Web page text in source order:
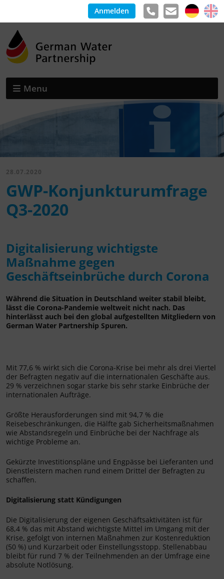
Anmelden
Menu
28.07.2020
GWP-Konjunkturumfrage
Q3-2020
Digitalisierung wichtigste
Maßnahme gegen
Geschäftseinbrüche durch Corona
Während die Situation in Deutschland weiter stabil bleibt,
lässt die Corona-Pandemie weltweit nicht nach. Das
hinterlässt auch bei den global aufgestellten Mitgliedern von
German Water Partnership Spuren.
Mit 77,6 % wirkt sich die Corona-Krise bei mehr als drei Viertel
der Befragten negativ auf die internationalen Geschäfte aus.
29 % verzeichnen sogar starke bis sehr starke Einbrüche der
internationalen Aufträge.
Größte Herausforderungen sind mit 94,7 % die
Reisebeschränkungen, die Hälfte gab Sicherheitsmaßnahmen
wie Abstandsregeln und Einbrüche bei der Nachfrage als
wichtige Probleme an.
Gekürzte Investitionspläne und Engpässe bei Lieferanten und
Dienstleistern machen rund einem Drittel der Befragten zu
schaffen.
Digitalisierung statt Kündigungen
Die Digitalisierung der eigenen Geschäftsaktivitäten ist für
68,4 % das mit Abstand wichtigste Mittel im Umgang mit der
Krise, gefolgt von internen Maßnahmen zur Kostenreduktion
(50 %) und Kurzarbeit oder Einstellungsstopp. Stellenabbau
bleibt für rund 7 % der Teilnehmenden an der Umfrage eine
absolute Notlösung.